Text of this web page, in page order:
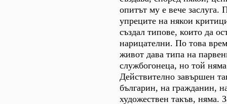
опитът му е вече заслуга.
упреците на някои
създал типове, които да
нарицателни. По това
живот дава типа на
службогонеца, но той
Действително завършен
българин, на гражданин,
художествен такъв, няма.